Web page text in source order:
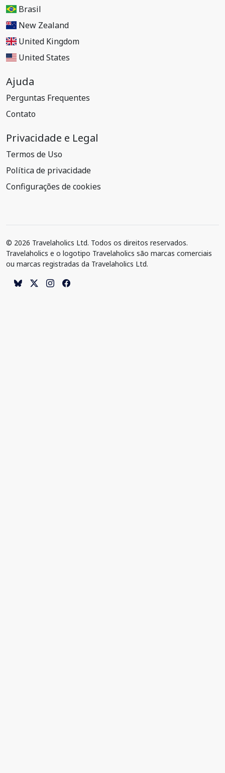
Brasil
New Zealand
United Kingdom
United States
Ajuda
Perguntas Frequentes
Contato
Privacidade e Legal
Termos de Uso
Política de privacidade
Configurações de cookies
© 2026 Travelaholics Ltd. Todos os direitos reservados.
Travelaholics e o logotipo Travelaholics são marcas comerciais
ou marcas registradas da Travelaholics Ltd.